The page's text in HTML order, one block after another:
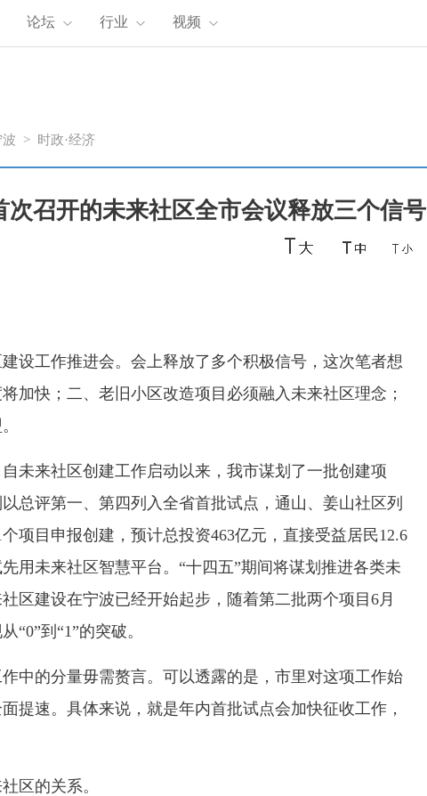
论坛 行业 视频
> 时政·经济
召开的未来社区全市会议释放三个信号
工作推进会。会上释放了多个积极信号，这次笔者想
加快；二、老旧小区改造项目必须融入未来社区理念；
来社区创建工作启动以来，我市谋划了一批创建项
总评第一、第四列入全省首批试点，通山、姜山社区列
项目申报创建，预计总投资463亿元，直接受益居民12.6
用未来社区智慧平台。“十四五”期间将谋划推进各类未
区建设在宁波已经开始起步，随着第二批两个项目6月
“0”到“1”的突破。
的分量毋需赘言。可以透露的是，市里对这项工作始
提速。具体来说，就是年内首批试点会加快征收工作，
区的关系。